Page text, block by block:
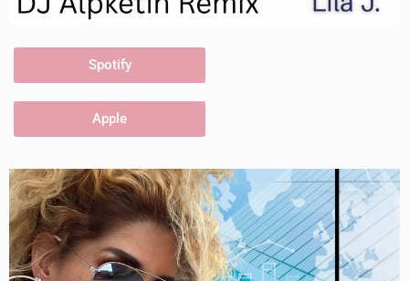
Spotify
Apple